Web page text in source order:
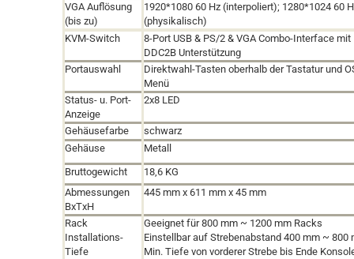
VGA Auflösung
(bis zu)
1920*1080 60 Hz (interpoliert); 1280*1024 60
(physikalisch)
KVM-Switch
8-Port USB & PS/2 & VGA Combo-Interface mit
DDC2B Unterstützung
Portauswahl
Direktwahl-Tasten oberhalb der Tastatur und
Menü
Status- u. Port-
Anzeige
2x8 LED
Gehäusefarbe
schwarz
Gehäuse
Metall
Bruttogewicht
18,6 KG
Abmessungen
BxTxH
445 mm x 611 mm x 45 mm
Rack
Installations-
Tiefe
Geeignet für 800 mm ~ 1200 mm Racks
Einstellbar auf Strebenabstand 400 mm ~ 800
Min. Tiefe von vorderer Strebe bis Ende